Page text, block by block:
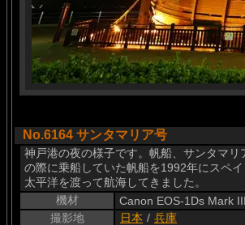
No.6164 サンタマリア号
神戸港の夜の様子です。帆船、サンタマ
の際に乗船していた帆船を1992年にスペ
太平洋を渡って航海してきました。
機材
Canon EOS-1Ds Mark
撮影地
日本 / 兵庫